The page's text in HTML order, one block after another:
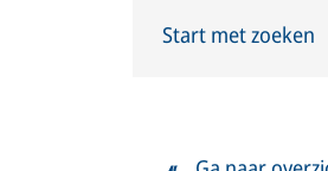
Start met zoeken